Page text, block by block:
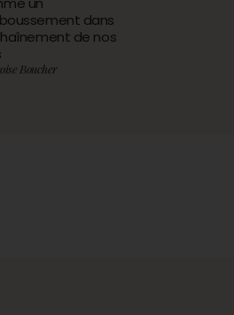
dans
de nos
Boucher